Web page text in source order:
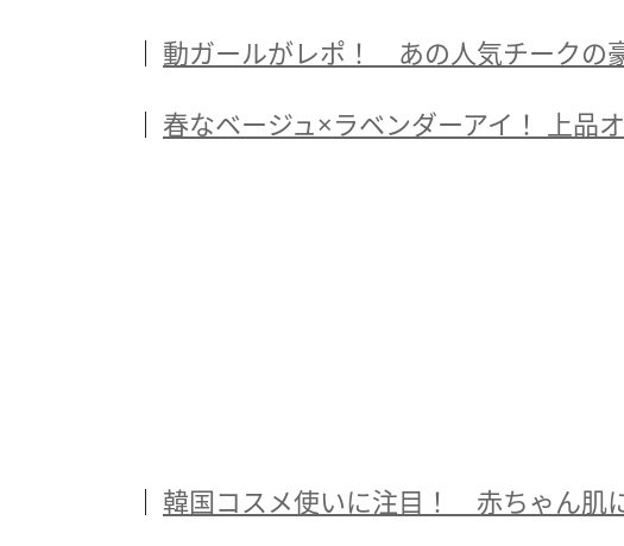
動ガールがレポ！ あの人気チークの
春なベージュ×ラベンダーアイ！ 上品
韓国コスメ使いに注目！ 赤ちゃん肌